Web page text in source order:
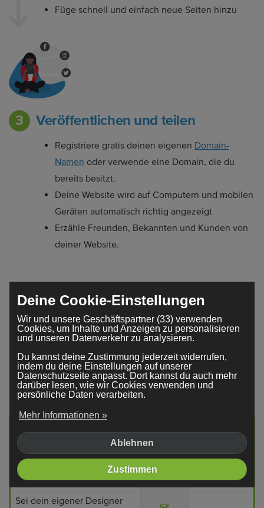
Füge schnell und einfach neue Seiten hinzu
Veröffentlichen und teilen
Registriere gratis deinen eigenen Domain-
Namen oder verwende eine Domain, die du
bereits besitzt.
Deine Website wird auf Computern und mobilen
Geräten automatisch richtig angezeigt
Erzähle Freunden, Bekannten und Kunden von
deiner Website.
Eine Website nach deinen
Wünschen
EineWebsite zu erstellenist einfacher und
günstiger als du denkst.
Webador
Webdesigner
Keine (hohen) Startkosten
-
Direkt starten
-
Sei dein eigener Designer
Deine Cookie-Einstellungen
Wir und unsere Geschäftspartner (33) verwenden
Cookies, um Inhalte und Anzeigen zu personalisieren
und unseren Datenverkehr zu analysieren.
Du kannst deine Zustimmung jederzeit widerrufen,
indem du deine Einstellungen auf unserer
Datenschutzseite anpasst. Dort kannst du auch mehr
darüber lesen, wie wir Cookies verwenden und
persönliche Daten verarbeiten.
Mehr Informationen »
Ablehnen
Zustimmen